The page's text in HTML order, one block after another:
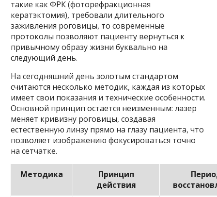
такие как ФРК (фоторефракционная
кератэктомия), требовали длительного
заживления роговицы, то современные
протоколы позволяют пациенту вернуться к
привычному образу жизни буквально на
следующий день.
На сегодняшний день золотым стандартом
считаются несколько методик, каждая из которых
имеет свои показания и технические особенности.
Основной принцип остается неизменным: лазер
меняет кривизну роговицы, создавая
естественную линзу прямо на глазу пациента, что
позволяет изображению фокусироваться точно
на сетчатке.
Методика
Принцип
действия